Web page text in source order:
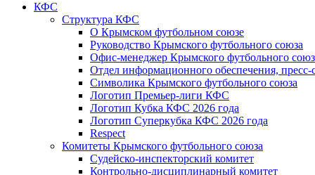
КФС
Структура КФС
О Крымском футбольном союзе
Руководство Крымского футбольного союза
Офис-менеджер Крымского футбольного
Отдел информационного обеспечения, пресс-
Символика Крымского футбольного союза
Логотип Премьер-лиги КФС
Логотип Кубка КФС 2026 года
Логотип Суперкубка КФС 2026 года
Respect
Комитеты Крымского футбольного союза
Судейско-инспекторский комитет
Контрольно-дисциплинарный комитет